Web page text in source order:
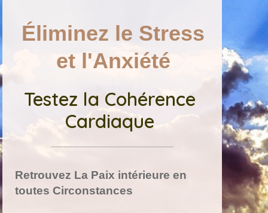
Éliminez le Stress
et l'Anxiété
Testez la Cohérence
Cardiaque
Retrouvez La Paix intérieure en
toutes Circonstances